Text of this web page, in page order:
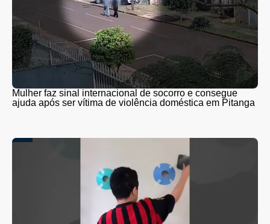
Mulher faz sinal internacional de socorro e consegue
ajuda após ser vítima de violência doméstica em Pitanga